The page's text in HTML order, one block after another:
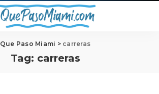
Que Paso Miami > carreras
Tag: carreras